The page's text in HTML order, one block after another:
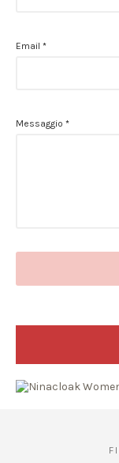
Email *
Messaggio *